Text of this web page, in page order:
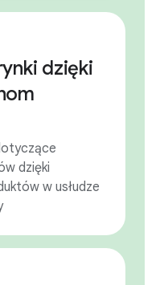
dzięki
dzięki
w usłudze